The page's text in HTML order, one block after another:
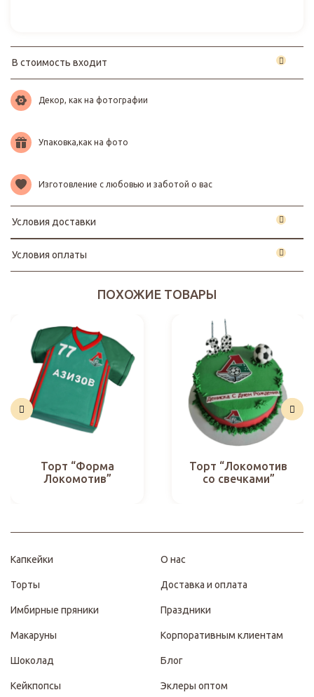
В стоимость входит
Декор, как на фотографии
Упаковка,как на фото
Изготовление с любовью и заботой о вас
Условия доставки
Условия оплаты
ПОХОЖИЕ ТОВАРЫ
Торт “Форма
Локомотив”
Торт “Локомотив
со свечками”
Капкейки
Торты
Имбирные пряники
Макаруны
Шоколад
Кейкпопсы
О нас
Доставка и оплата
Праздники
Корпоративным клиентам
Блог
Эклеры оптом